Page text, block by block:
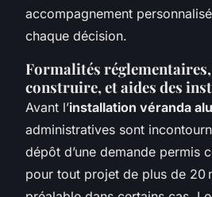
accompagnement
chaque décision.
Formalités
construire, et aides des
Avant l’installation véranda alu
administratives sont
dépôt d’une demande permis
pour tout projet de plus de 20